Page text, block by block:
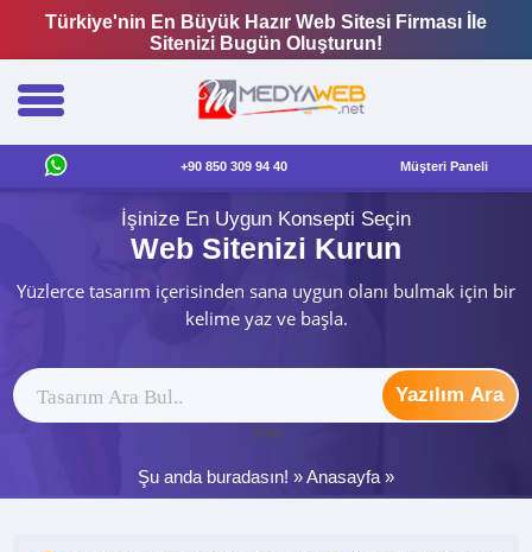
Türkiye'nin En Büyük Hazır Web Sitesi Firması İle
Sitenizi Bugün Oluşturun!
+90 850 309 94 40 Müşteri Paneli
İşinize En Uygun Konsepti Seçin
Web Sitenizi Kurun
Yüzlerce tasarım içerisinden sana uygun olanı bulmak için bir
kelime yaz ve başla.
Yazılım Ara
ytag
Şu anda buradasın! »Anasayfa »